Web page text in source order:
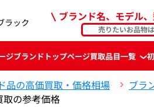
ラック ブランド名、モデル
ジブランド トップページ買取品目一覧
品の高価買取・価格相場 ブラ
取の参考価格